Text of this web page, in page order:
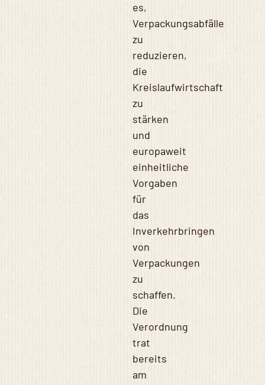
es,
Verpackungsabfälle
zu
reduzieren,
die
Kreislaufwirtschaft
zu
stärken
und
europaweit
einheitliche
Vorgaben
für
das
Inverkehrbringen
von
Verpackungen
zu
schaffen.
Die
Verordnung
trat
bereits
am